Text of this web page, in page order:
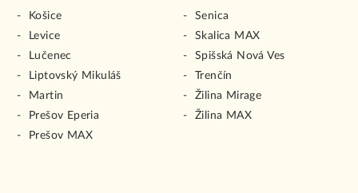
Košice
Levice
Lučenec
Liptovský Mikuláš
Martin
Prešov Eperia
Prešov MAX
Senica
Skalica MAX
Spišská Nová Ves
Trenčín
Žilina Mirage
Žilina MAX